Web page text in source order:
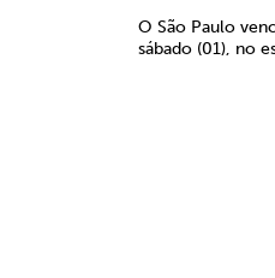
O São Paulo
sábado (01), no